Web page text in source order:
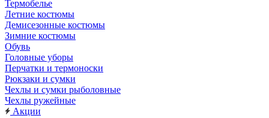
Термобелье
Летние костюмы
Демисезонные костюмы
Зимние костюмы
Обувь
Головные уборы
Перчатки и термоноски
Рюкзаки и сумки
Чехлы и сумки рыболовные
Чехлы ружейные
Акции